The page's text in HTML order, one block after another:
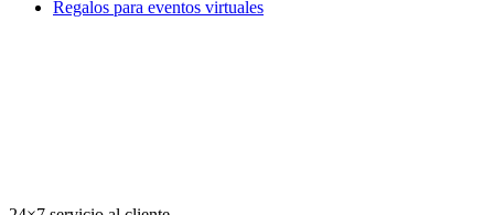
Regalos para eventos virtuales